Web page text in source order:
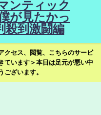
ンティック
が見たかっ
殺到激闘編
クセス、閲覧、こちらのサービ
ています＞本日は足元が悪い中
ございます。